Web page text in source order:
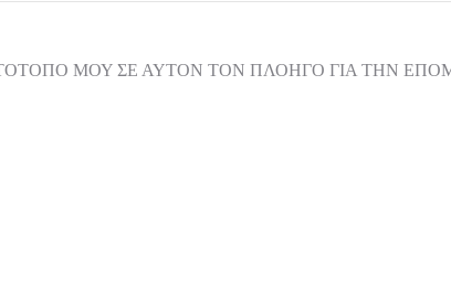
ΜΟΥ ΣΕ ΑΥΤΌΝ ΤΟΝ ΠΛΟΗΓΌ ΓΙΑ ΤΗΝ